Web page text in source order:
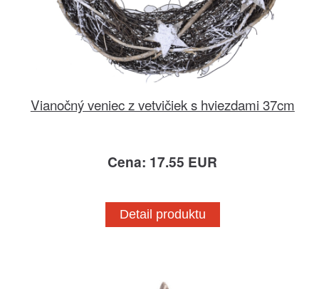
Vianočný veniec z vetvičiek s hviezdami 37cm
Cena: 17.55 EUR
Detail produktu